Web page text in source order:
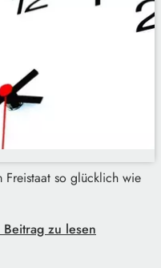
so glücklich wie
zu lesen